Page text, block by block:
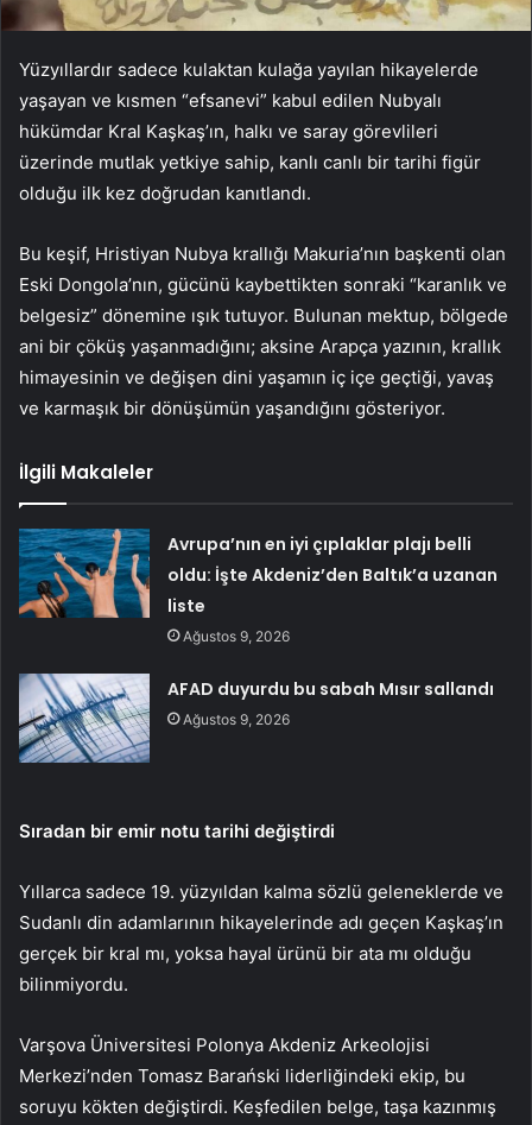
Yüzyıllardır sadece kulaktan kulağa yayılan hikayelerde
yaşayan ve kısmen “efsanevi” kabul edilen Nubyalı
hükümdar Kral Kaşkaş’ın, halkı ve saray görevlileri
üzerinde mutlak yetkiye sahip, kanlı canlı bir tarihi figür
olduğu ilk kez doğrudan kanıtlandı.
Bu keşif, Hristiyan Nubya krallığı Makuria’nın başkenti olan
Eski Dongola’nın, gücünü kaybettikten sonraki “karanlık ve
belgesiz” dönemine ışık tutuyor. Bulunan mektup, bölgede
ani bir çöküş yaşanmadığını; aksine Arapça yazının, krallık
himayesinin ve değişen dini yaşamın iç içe geçtiği, yavaş
ve karmaşık bir dönüşümün yaşandığını gösteriyor.
İlgili Makaleler
Avrupa’nın en iyi çıplaklar plajı belli
oldu: İşte Akdeniz’den Baltık’a uzanan
liste
Ağustos 9, 2026
AFAD duyurdu bu sabah Mısır sallandı
Ağustos 9, 2026
Sıradan bir emir notu tarihi değiştirdi
Yıllarca sadece 19. yüzyıldan kalma sözlü geleneklerde ve
Sudanlı din adamlarının hikayelerinde adı geçen Kaşkaş’ın
gerçek bir kral mı, yoksa hayal ürünü bir ata mı olduğu
bilinmiyordu.
Varşova Üniversitesi Polonya Akdeniz Arkeolojisi
Merkezi’nden Tomasz Barański liderliğindeki ekip, bu
soruyu kökten değiştirdi. Keşfedilen belge, taşa kazınmış